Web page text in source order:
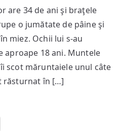
are 34 de ani şi braţele
o jumătate de pâine şi
miez. Ochii lui s-au
aproape 18 ani. Muntele
scot măruntaiele unul câte
răsturnat în […]